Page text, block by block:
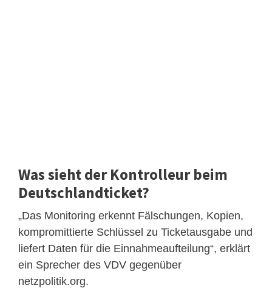
Was sieht der Kontrolleur beim
Deutschlandticket?
„Das Monitoring erkennt Fälschungen, Kopien,
kompromittierte Schlüssel zu Ticketausgabe und
liefert Daten für die Einnahmeaufteilung“, erklärt
ein Sprecher des VDV gegenüber
netzpolitik.org.